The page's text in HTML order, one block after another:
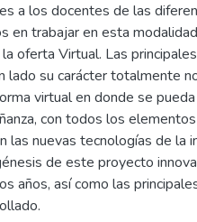
a los docentes de las
en trabajar en esta
oferta Virtual. Las
lado su carácter totalmente
virtual en donde se
con todos los
las nuevas tecnologías de la
de este proyecto
años, así como las